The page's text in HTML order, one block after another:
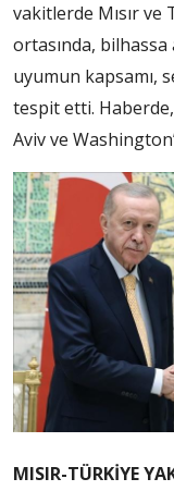
vakitlerde Mısır ve
ortasında,
uyumun kapsamı,
tespit etti.
Aviv ve
MISIR-TÜRKİYE